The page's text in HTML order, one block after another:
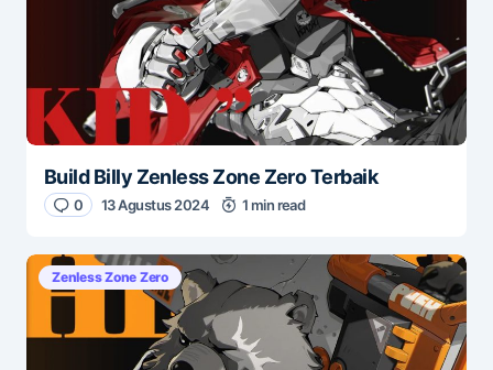
Build Billy Zenless Zone Zero Terbaik
0 13 Agustus 2024 1 min read
Zenless Zone Zero